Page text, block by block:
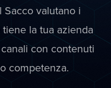
valutano i
la tua azienda
con contenuti
competenza.